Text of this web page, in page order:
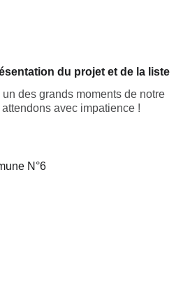
du projet et de la liste
des grands moments de notre
avec impatience !